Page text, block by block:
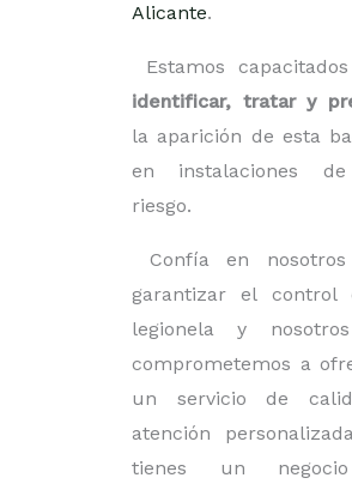
Alicante.
Estamos
identificar, tratar y
la aparición de esta
en instalaciones
riesgo.
Confía en
garantizar el control
legionela y
comprometemos a
un servicio de
atención
tienes un